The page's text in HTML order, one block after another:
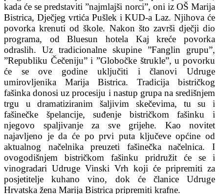
kada će se predstaviti ”najmlajši norci”, oni iz OŠ Marija
Bistrica, Dječjeg vrtića Pušlek i KUD-a Laz. Njihova će
povorka krenuti od škole. Nakon što završi dječji dio
programa, od Bluesun hotela Kaj kreće povorka
odraslih. Uz tradicionalne skupine ”Fanglin grupu”,
”Republiku Čečeniju” i ”Globočke štrukle”, u povorku
će se ove godine uključiti i članovi Udruge
umirovljenika Marija Bistrica. Tradicija bistričkog
fašinka donosi uz procesiju i nastup grupa na središnjem
trgu u dramatiziranim šaljivim skečevima, tu su i
fašinečke špelancije, suđenje bistričkom fašinku i
njegovo spaljivanje za sve grijehe. Kao novitet
najavljeno je da će po prvi puta ključeve općine od
aktualnog načelnika preuzeti fašinečka načelnica. I
ovogodišnjem bistričkom fašinku pridružit će se i
vinogradari Udruge Vinski Vrh koji će pripremiti za
posjetitelje kuhano vino, dok će članice Udruge
Hrvatska žena Marija Bistrica pripremiti krafne.